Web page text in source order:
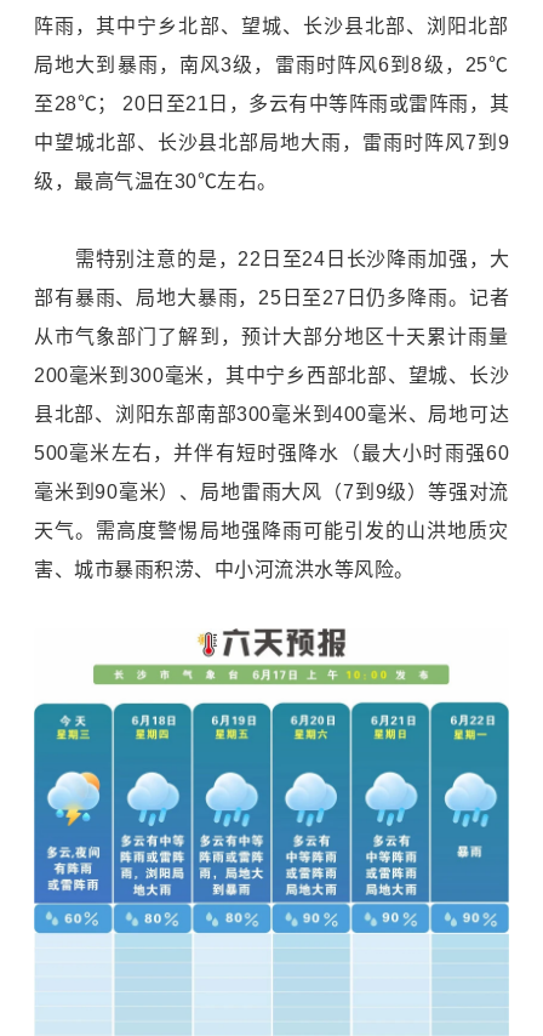
阵雨，其中宁乡北部、望城、长沙县北部、浏阳北部
局地大到暴雨，南风3级，雷雨时阵风6到8级，25℃
至28℃； 20日至21日，多云有中等阵雨或雷阵雨，其
中望城北部、长沙县北部局地大雨，雷雨时阵风7到9
级，最高气温在30℃左右。
需特别注意的是，22日至24日长沙降雨加强，大
部有暴雨、局地大暴雨，25日至27日仍多降雨。记者
从市气象部门了解到，预计大部分地区十天累计雨量
200毫米到300毫米，其中宁乡西部北部、望城、长沙
县北部、浏阳东部南部300毫米到400毫米、局地可达
500毫米左右，并伴有短时强降水（最大小时雨强60
毫米到90毫米）、局地雷雨大风（7到9级）等强对流
天气。需高度警惕局地强降雨可能引发的山洪地质灾
害、城市暴雨积涝、中小河流洪水等风险。